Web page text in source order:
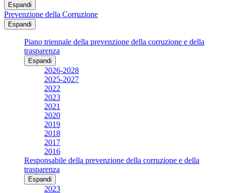
Espandi
Prevenzione della Corruzione
Espandi
Piano triennale della prevenzione della corruzione e della
trasparenza
Espandi
2026-2028
2025-2027
2022
2023
2021
2020
2019
2018
2017
2016
Responsabile della prevenzione della corruzione e della
trasparenza
Espandi
2023